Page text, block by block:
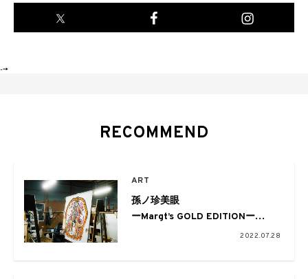
-->
RECOMMEND
ART
孫ノ珍美眼
ーMargt’s GOLD EDITIONー
職人の技キラリ☆カオスが花咲く
2022.07.28